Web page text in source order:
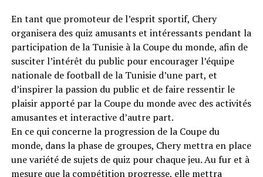
En tant que promoteur de l’esprit sportif, Chery
organisera des quiz amusants et intéressants pendant la
participation de la Tunisie à la Coupe du monde, afin de
susciter l’intérêt du public pour encourager l’équipe
nationale de football de la Tunisie d’une part, et
d’inspirer la passion du public et de faire ressentir le
plaisir apporté par la Coupe du monde avec des activités
amusantes et interactive d’autre part.
En ce qui concerne la progression de la Coupe du
monde, dans la phase de groupes, Chery mettra en place
une variété de sujets de quiz pour chaque jeu. Au fur et à
mesure que la compétition progresse, elle mettra